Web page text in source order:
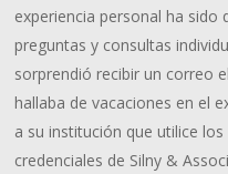
experiencia personal ha sido
preguntas y consultas
sorprendió recibir un correo
hallaba de vacaciones en el
a su institución que utilice
credenciales de Silny &